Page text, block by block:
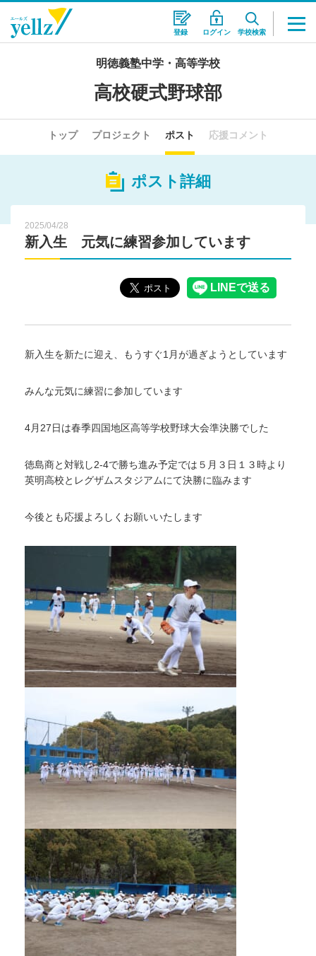
登録 ログイン 学校検索
明徳義塾中学・高等学校
高校硬式野球部
トップ プロジェクト ポスト 応援コメント
ポスト詳細
2025/04/28
新入生 元気に練習参加しています
新入生を新たに迎え、もうすぐ1月が過ぎようとしています
みんな元気に練習に参加しています
4月27日は春季四国地区高等学校野球大会準決勝でした
徳島商と対戦し2-4で勝ち進み予定では５月３日１３時より
英明高校とレグザムスタジアムにて決勝に臨みます
今後とも応援よろしくお願いいたします